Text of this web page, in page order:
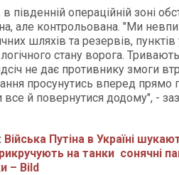
південній операційній зоні
але контрольована. "Ми
шляхів та резервів, пунктів
стану ворога. Тривають
не дає противнику змоги
просунутись вперед
й повернутися додому", -
Війська Путіна в Україні
на танки сонячні
– Bild